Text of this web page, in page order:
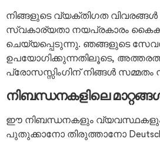
നിങ്ങളുടെ വ്യക്തിഗത
സ്വകാര്യതാ നയപ്രകാരം
ചെയ്യപ്പെടുന്നു. ഞങ്ങളുടെ
ഉപയോഗിക്കുന്നതിലൂടെ,
പ്രോസസ്സിംഗിന് നിങ്ങൾ
നിബന്ധനകളിലെ
ഈ നിബന്ധനകളും
പുതുക്കാനോ തിരുത്താനോ